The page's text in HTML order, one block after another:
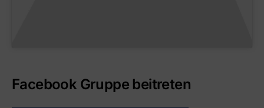
Facebook Gruppe beitreten